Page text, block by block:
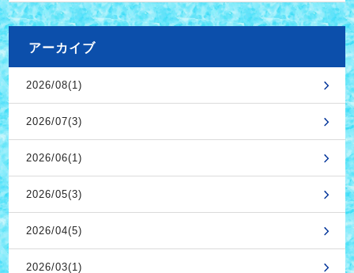
アーカイブ
2026/08(1)
2026/07(3)
2026/06(1)
2026/05(3)
2026/04(5)
2026/03(1)